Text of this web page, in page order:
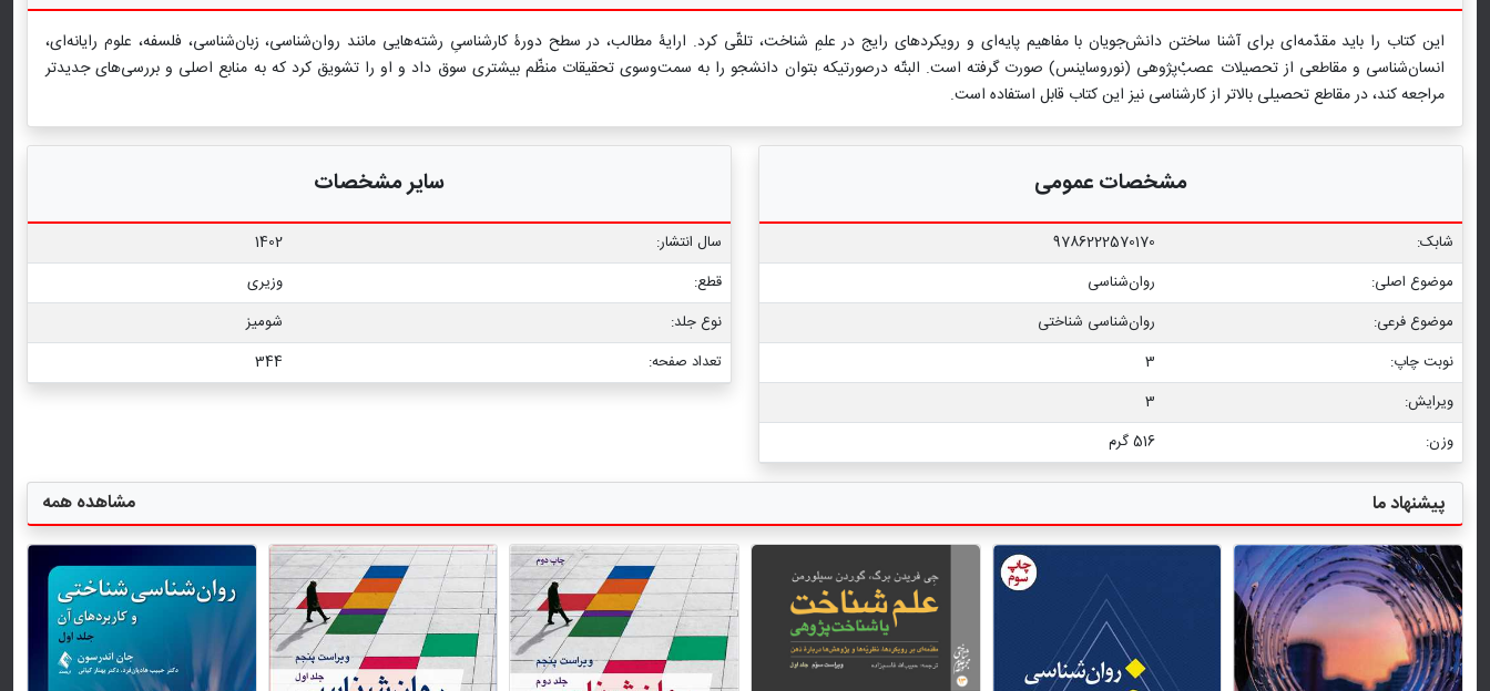
این کتاب را باید مقدّمه‌ای برای آشنا ساختن دانش‌جویان با مفاهیم پایه‌‏ای و رویکردهای رایج در علمِ شناخت، تلقّی کرد. ارایۀ مطالب، در سطح دورۀ کارشناسیِ رشته‌هایی مانند روان‌‏شناسی، زبان‏‌شناسی، فلسفه، علوم رایانه‌‏ای،
انسان‌شناسی و مقاطعی از تحصیلات عصبْ‌‏پژوهی (نوروساینس) صورت گرفته است. البتّه درصورتی‏که بتوان دانش‏جو را به سمت‌‏وسوی تحقیقات منظّم بیش‏تری سوق داد و او را تشویق کرد که به منابع اصلی و بررسی‌‏های جدیدتر
مراجعه کند، در مقاطع تحصیلی بالاتر از کارشناسی نیز این کتاب قابل استفاده است.
مشخصات عمومی
شابک:
9786222570170
موضوع اصلی:
روان‌شناسی
موضوع فرعی:
روان‌‌شناسی شناختی
نوبت چاپ:
3
ویرایش:
3
وزن:
516 گرم
سایر مشخصات
سال انتشار:
1402
قطع:
وزیری
نوع جلد:
شومیز
تعداد صفحه:
344
پیشنهاد ما مشاهده همه